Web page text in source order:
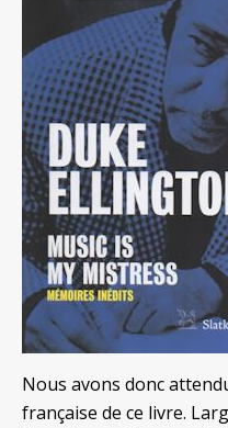
Nous avons donc
française de ce livre.